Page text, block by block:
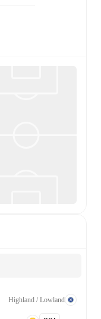
Highland / Lowland